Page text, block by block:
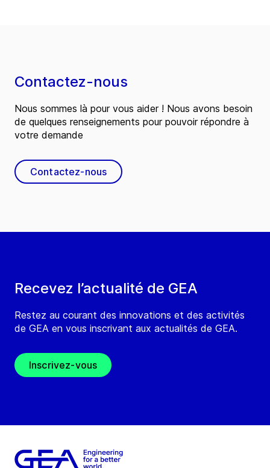
Recevez l’actualité de GEA
Restez au courant des innovations et des activités
de GEA en vous inscrivant aux actualités de GEA.
Inscrivez-vous
Contactez-nous
Nous sommes là pour vous aider ! Nous avons besoin
de quelques renseignements pour pouvoir répondre à
votre demande
Contactez-nous